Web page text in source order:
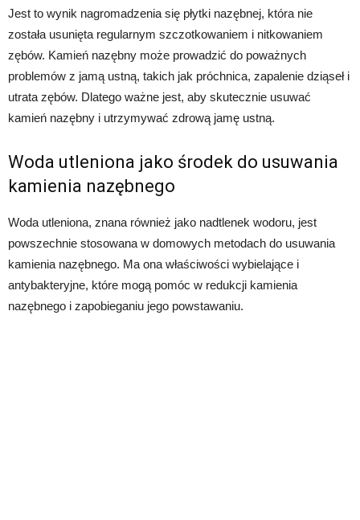
Jest to wynik nagromadzenia się płytki nazębnej, która nie
została usunięta regularnym szczotkowaniem i nitkowaniem
zębów. Kamień nazębny może prowadzić do poważnych
problemów z jamą ustną, takich jak próchnica, zapalenie dziąseł i
utrata zębów. Dlatego ważne jest, aby skutecznie usuwać
kamień nazębny i utrzymywać zdrową jamę ustną.
Woda utleniona jako środek do usuwania
kamienia nazębnego
Woda utleniona, znana również jako nadtlenek wodoru, jest
powszechnie stosowana w domowych metodach do usuwania
kamienia nazębnego. Ma ona właściwości wybielające i
antybakteryjne, które mogą pomóc w redukcji kamienia
nazębnego i zapobieganiu jego powstawaniu.